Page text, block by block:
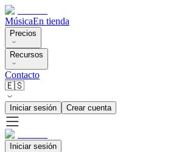
MúsicaEn tienda
Precios
Recursos
Contacto
🇪🇸
Iniciar sesión Crear cuenta
Iniciar sesión